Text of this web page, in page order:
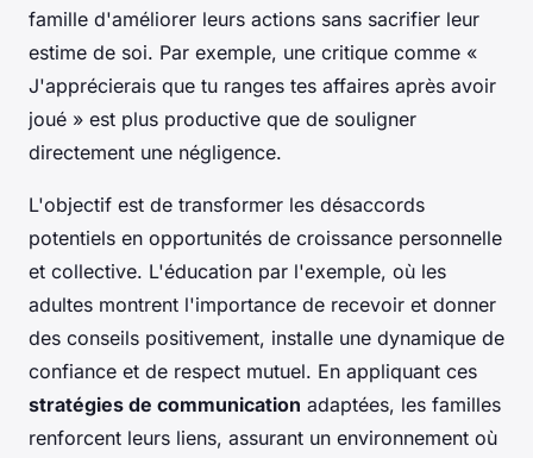
famille d'améliorer leurs actions sans sacrifier leur
estime de soi. Par exemple, une critique comme «
J'apprécierais que tu ranges tes affaires après avoir
joué » est plus productive que de souligner
directement une négligence.
L'objectif est de transformer les désaccords
potentiels en opportunités de croissance personnelle
et collective. L'éducation par l'exemple, où les
adultes montrent l'importance de recevoir et donner
des conseils positivement, installe une dynamique de
confiance et de respect mutuel. En appliquant ces
stratégies de communication adaptées, les familles
renforcent leurs liens, assurant un environnement où